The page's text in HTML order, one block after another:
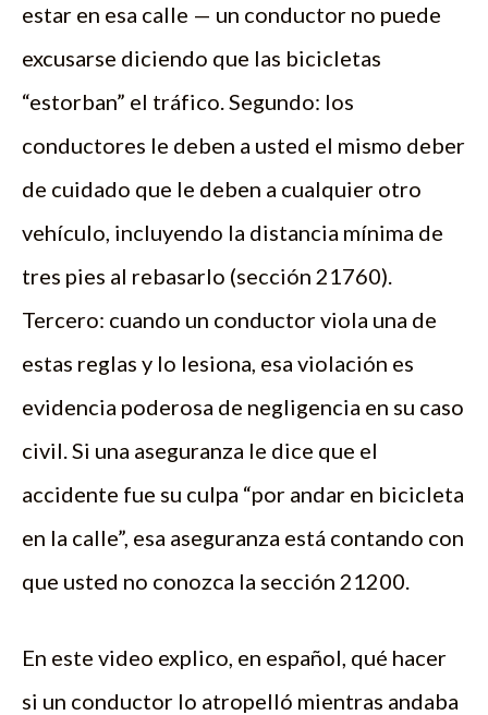
estar en esa calle — un conductor no puede
excusarse diciendo que las bicicletas
“estorban” el tráfico. Segundo: los
conductores le deben a usted el mismo deber
de cuidado que le deben a cualquier otro
vehículo, incluyendo la distancia mínima de
tres pies al rebasarlo (sección 21760).
Tercero: cuando un conductor viola una de
estas reglas y lo lesiona, esa violación es
evidencia poderosa de negligencia en su caso
civil. Si una aseguranza le dice que el
accidente fue su culpa “por andar en bicicleta
en la calle”, esa aseguranza está contando con
que usted no conozca la sección 21200.
En este video explico, en español, qué hacer
si un conductor lo atropelló mientras andaba